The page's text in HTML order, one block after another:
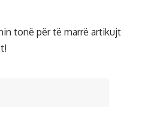
tonë për të marrë artikujt